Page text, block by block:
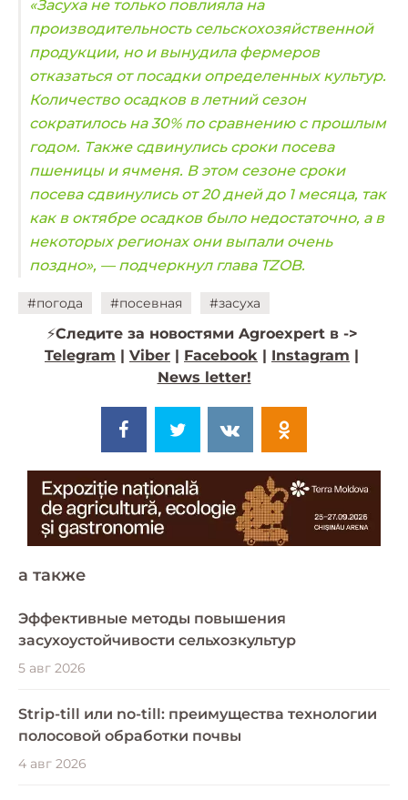
«Засуха не только повлияла на
производительность сельскохозяйственной
продукции, но и вынудила фермеров
отказаться от посадки определенных культур.
Количество осадков в летний сезон
сократилось на 30% по сравнению с прошлым
годом. Также сдвинулись сроки посева
пшеницы и ячменя. В этом сезоне сроки
посева сдвинулись от 20 дней до 1 месяца, так
как в октябре осадков было недостаточно, а в
некоторых регионах они выпали очень
поздно», — подчеркнул глава TZOB.
#погода #посевная #засуха
⚡️Следите за новостями Agroexpert в ->
Telegram
Viber Facebook Instagram
News letter!
a также
Эффективные методы повышения
засухоустойчивости сельхозкультур
5 авг 2026
Strip-till или no-till: преимущества технологии
полосовой обработки почвы
4 авг 2026